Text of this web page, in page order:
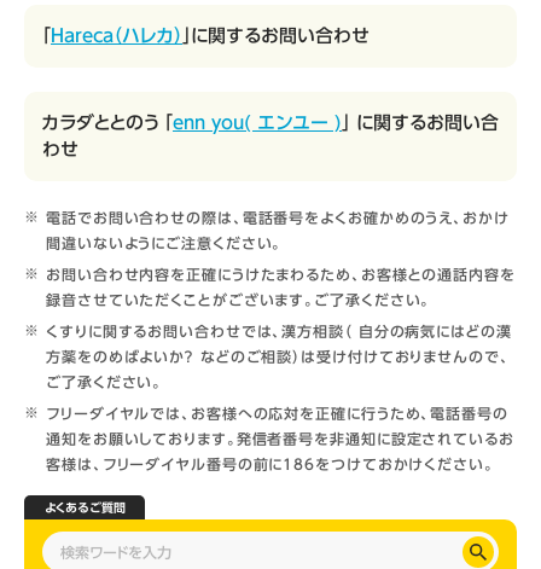
Hareca（ハレカ） 」に関するお問い合わせ
カラダととのう 「 enn you( エンユー ) 」 に関するお問い合
わせ
電話でお問い合わせの際は、電話番号をよくお確かめのうえ、おかけ
間違いないようにご注意ください。
お問い合わせ内容を正確にうけたまわるため、お客様との通話内容を
録音させていただくことがございます。ご了承ください。
くすりに関するお問い合わせでは、漢方相談（ 自分の病気にはどの漢
方薬をのめばよいか？ などのご相談）は受け付けておりませんので、
ご了承ください。
フリーダイヤルでは、お客様への応対を正確に行うため、電話番号の
通知をお願いしております。発信者番号を非通知に設定されているお
客様は、フリーダイヤル番号の前に186をつけておかけください。
よくあるご質問